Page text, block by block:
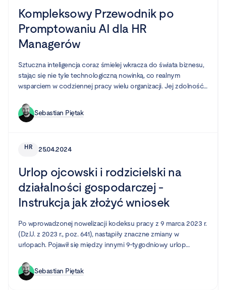
Kompleksowy Przewodnik po
Promptowaniu AI dla HR
Managerów
Sztuczna inteligencja coraz śmielej wkracza do świata biznesu,
stając się nie tyle technologiczną nowinką, co realnym
wsparciem w codziennej pracy wielu organizacji. Jej zdolność
automatyzacji żmudnych, manualnych procesów pozwala
firmom działać efektywniej. Jednym z obszarów, który może w
Sebastian Piętak
HR 25.04.2024
Urlop ojcowski i rodzicielski na
działalności gospodarczej -
Instrukcja jak złożyć wniosek
Po wprowadzonej nowelizacji kodeksu pracy z 9 marca 2023 r.
(Dz.U. z 2023 r., poz. 641), nastąpiły znaczne zmiany w
urlopach. Pojawił się między innymi 9-tygodniowy urlop
urlop opiekuńczy.
Sebastian Piętak